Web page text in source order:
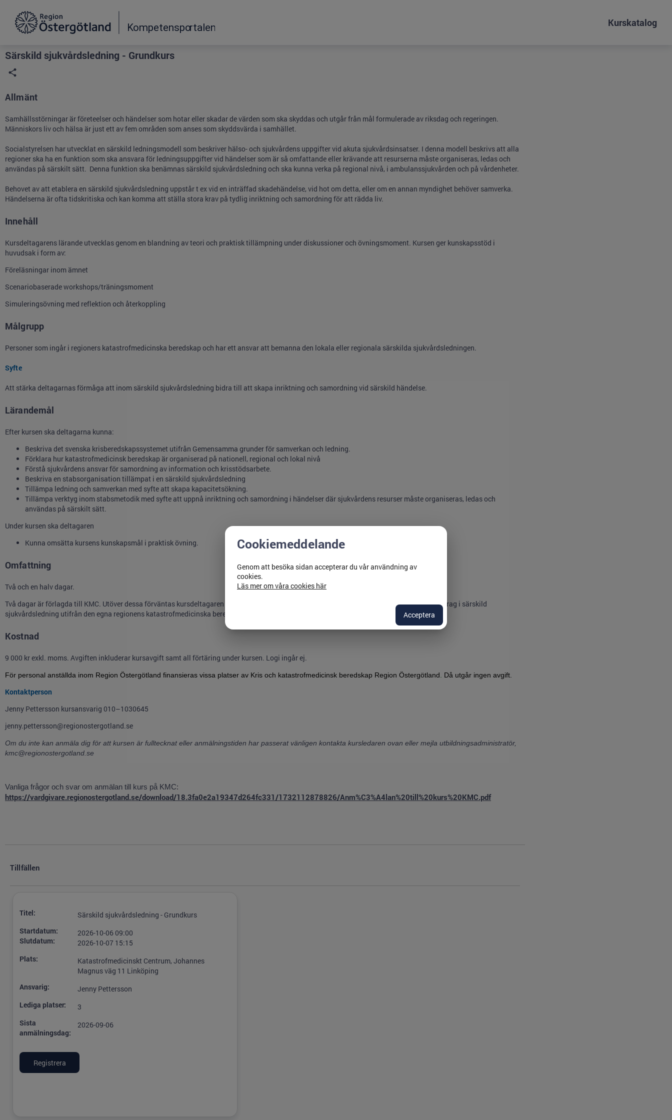
Grade
Portal
Kurskatalog
Särskild sjukvårdsledning - Grundkurs
Allmänt
Samhällsstörningar är företeelser och händelser som hotar eller skadar de värden som ska skyddas och utgår från mål formulerade av riksdag och regeringen.
Människors liv och hälsa är just ett av fem områden som anses som skyddsvärda i samhället.
Socialstyrelsen har utvecklat en särskild ledningsmodell som beskriver hälso- och sjukvårdens uppgifter vid akuta sjukvårdsinsatser. I denna modell beskrivs att alla
regioner ska ha en funktion som ska ansvara för ledningsuppgifter vid händelser som är så omfattande eller krävande att resurserna måste organiseras, ledas och
användas på särskilt sätt. Denna funktion ska benämnas särskild sjukvårdsledning och ska kunna verka på regional nivå, i ambulanssjukvården och på vårdenheter.
Behovet av att etablera en särskild sjukvårdsledning uppstår t ex vid en inträffad skadehändelse, vid hot om detta, eller om en annan myndighet behöver samverka.
Händelserna är ofta tidskritiska och kan komma att ställa stora krav på tydlig inriktning och samordning för att rädda liv.
Innehåll
Kursdeltagarens lärande utvecklas genom en blandning av teori och praktisk tillämpning under diskussioner och övningsmoment. Kursen ger kunskapsstöd i
huvudsak i form av:
Föreläsningar inom ämnet
Scenariobaserade workshops/träningsmoment
Simuleringsövning med reflektion och återkoppling
Målgrupp
Personer som ingår i regioners katastrofmedicinska beredskap och har ett ansvar att bemanna den lokala eller regionala särskilda sjukvårdsledningen.
Syfte
Att stärka deltagarnas förmåga att inom särskild sjukvårdsledning bidra till att skapa inriktning och samordning vid särskild händelse.
Lärandemål
Efter kursen ska deltagarna kunna:
Beskriva det svenska krisberedskapssystemet utifrån Gemensamma grunder för samverkan och ledning.
Förklara hur katastrofmedicinsk beredskap är organiserad på nationell, regional och lokal nivå
Förstå sjukvårdens ansvar för samordning av information och krisstödsarbete.
Beskriva en stabsorganisation tillämpat i en särskild sjukvårdsledning
Tillämpa ledning och samverkan med syfte att skapa kapacitetsökning.
Tillämpa verktyg inom stabsmetodik med syfte att uppnå inriktning och samordning i händelser där sjukvårdens resurser måste organiseras, ledas och
användas på särskilt sätt.
Under kursen ska deltagaren
Kunna omsätta kursens kunskapsmål i praktisk övning.
Omfattning
Två och en halv dagar.
Två dagar är förlagda till KMC. Utöver dessa förväntas kursdeltagaren ta del av utskickat instuderingsmaterial samt reflektera över eget uppdrag i särskild
sjukvårdsledning utifrån den egna regionens katastrofmedicinska beredskapsplan. Tidsåtgång för detta beräknas till en halvdag.
Kostnad
9 000 kr exkl. moms. Avgiften inkluderar kursavgift samt all förtäring under kursen. Logi ingår ej.
För personal anställda inom Region Östergötland finansieras vissa platser av Kris och katastrofmedicinsk beredskap Region Östergötland Då utgår ingen avgift.
Kontaktperson
Jenny Pettersson kursansvarig 010–1030645
jenny.pettersson@regionostergotland.se
Om du inte kan anmäla dig för att kursen är fulltecknat eller anmälningstiden har passerat vänligen kontakta kursledaren ovan eller mejla utbildningsadministratör,
kmc@regionostergotland.se
Vanliga frågor och svar om anmälan till kurs på KMC:
https://vardgivare.regionostergotland.se/download/18.3fa0e2a19347d264fc331/1732112878826/Anm%C3%A4lan%20till%20kurs%20KMC.pdf
Tillfällen
Titel:
Särskild sjukvårdsledning - Grundkurs
Startdatum:
Slutdatum:
2026-10-06 09:00
2026-10-07 15:15
Plats:
Katastrofmedicinskt Centrum, Johannes
Magnus väg 11 Linköping
Ansvarig:
Jenny Pettersson
Lediga platser:
3
Sista
anmälningsdag:
2026-09-06
Cookiemeddelande
Genom att besöka sidan accepterar du vår användning av
cookies.
Läs mer om våra cookies här
Acceptera